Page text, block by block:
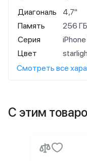
Диагональ
4,7"
Память
256 ГБ
Серия
Цвет
Смотреть все
С этим